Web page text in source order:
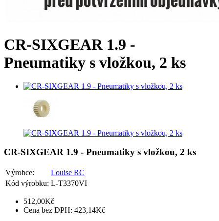
CR-SIXGEAR 1.9 -
Pneumatiky s vložkou, 2 ks
CR-SIXGEAR 1.9 - Pneumatiky s vložkou, 2 ks
Výrobce:
Louise RC
Kód výrobku: L-T3370VI
512,00Kč
Cena bez DPH: 423,14Kč